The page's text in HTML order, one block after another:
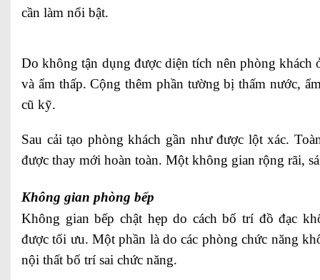
cần làm nổi bật.
Do không tận dụng được diện tích nên phòng khách
và ẩm thấp. Cộng thêm phần tường bị thấm nước,
cũ kỹ.
Sau cải tạo phòng khách gần như được lột xác.
được thay mới hoàn toàn. Một không gian rộng rãi,
Không gian phòng bếp
Không gian bếp chật hẹp do cách bố trí đồ đạc
được tối ưu. Một phần là do các phòng chức năng
nội thất bố trí sai chức năng.